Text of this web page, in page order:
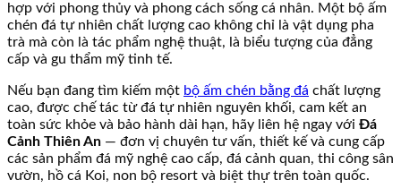
hợp với phong thủy và phong cách sống cá nhân. Một bộ ấm
chén đá tự nhiên chất lượng cao không chỉ là vật dụng pha
trà mà còn là tác phẩm nghệ thuật, là biểu tượng của đẳng
cấp và gu thẩm mỹ tinh tế.
Nếu bạn đang tìm kiếm một bộ ấm chén bằng đá chất lượng
cao, được chế tác từ đá tự nhiên nguyên khối, cam kết an
toàn sức khỏe và bảo hành dài hạn, hãy liên hệ ngay với Đá
Cảnh Thiên An — đơn vị chuyên tư vấn, thiết kế và cung cấp
các sản phẩm đá mỹ nghệ cao cấp, đá cảnh quan, thi công sân
vườn, hồ cá Koi, non bộ resort và biệt thự trên toàn quốc.